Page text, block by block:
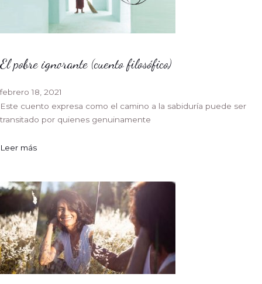
El pobre ignorante (cuento filosófico)
febrero 18, 2021
Este cuento expresa como el camino a la sabiduría puede ser
transitado por quienes genuinamente
Leer más